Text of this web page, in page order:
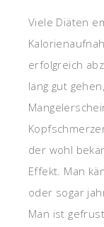
Viele Diäten
erfolgreich
lang gut
der wohl
Effekt. Man
oder sogar
Man ist